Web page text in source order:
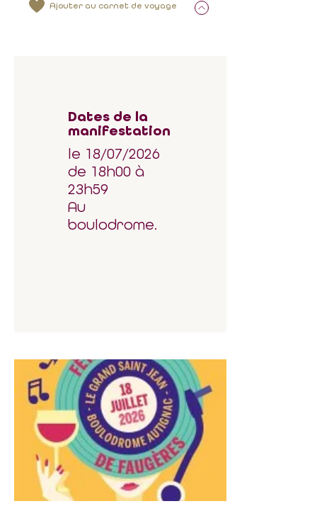
Ajouter au carnet de voyage
Dates de la
manifestation
le 18/07/2026
de 18h00 à
23h59
Au
boulodrome.